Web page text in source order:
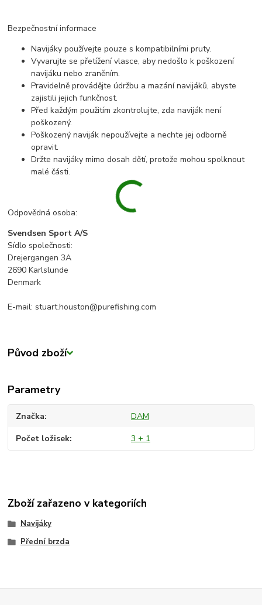
Bezpečnostní informace
Navijáky používejte pouze s kompatibilními pruty.
Vyvarujte se přetížení vlasce, aby nedošlo k poškození
navijáku nebo zraněním.
Pravidelně provádějte údržbu a mazání navijáků, abyste
zajistili jejich funkčnost.
Před každým použitím zkontrolujte, zda naviják není
poškozený.
Poškozený naviják nepoužívejte a nechte jej odborně
opravit.
Držte navijáky mimo dosah dětí, protože mohou spolknout
malé části.
Odpovědná osoba:
Svendsen Sport A/S
Sídlo společnosti:
Drejergangen 3A
2690 Karlslunde
Denmark
E-mail: stuart.houston@purefishing.com
Původ zboží
Parametry
Značka DAM
Počet ložisek 3 + 1
Zboží zařazeno v kategoriích
Navijáky
Přední brzda